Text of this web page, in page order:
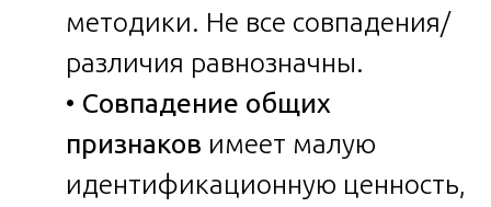
методики. Не все совпадения/
различия равнозначны.
• Совпадение общих
признаков имеет малую
идентификационную ценность,